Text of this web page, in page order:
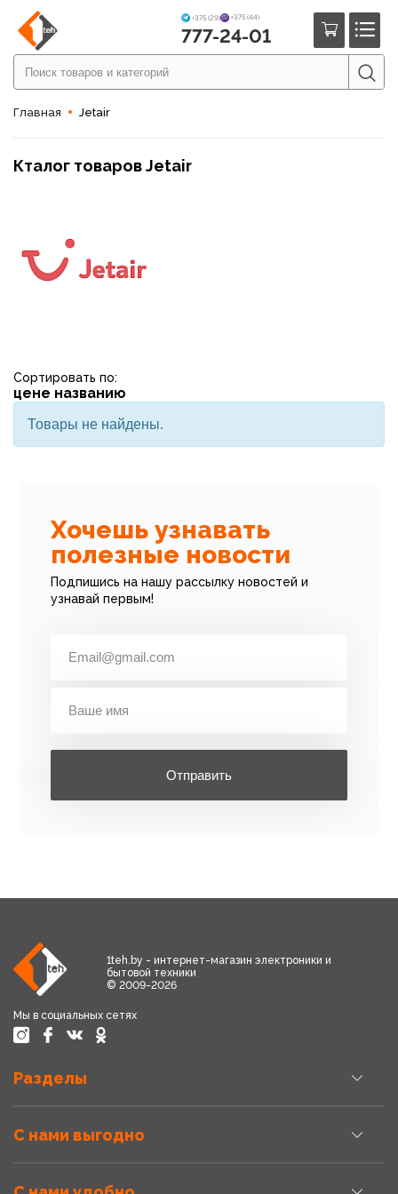
+375 (29) +375 (44)
777-24-01
Главная Jetair
Кталог товаров Jetair
Сортировать по:
цене названию
Товары не найдены.
Хочешь узнавать
полезные новости
Подпишись на нашу рассылку новостей и
узнавай первым!
Отправить
1teh.by - интернет-магазин электроники и
бытовой техники
© 2009-2026
Мы в социальных сетях
Разделы
С нами выгодно